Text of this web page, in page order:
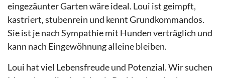
eingezäunter Garten wäre ideal. Loui ist geimpft,
kastriert, stubenrein und kennt Grundkommandos.
Sie ist je nach Sympathie mit Hunden verträglich und
kann nach Eingewöhnung alleine bleiben.
Loui hat viel Lebensfreude und Potenzial. Wir suchen